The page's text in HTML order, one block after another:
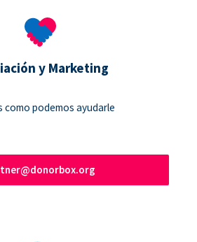
y Marketing
como podemos ayudarle